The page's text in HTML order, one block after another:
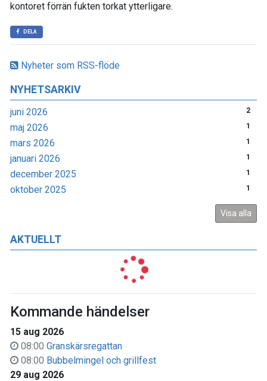
Nyheter som RSS-flöde
NYHETSARKIV
juni 2026 2
maj 2026 1
mars 2026 1
januari 2026 1
december 2025 1
oktober 2025 1
Visa alla
AKTUELLT
Kommande händelser
15 aug 2026
08:00 Granskärsregattan
08:00 Bubbelmingel och grillfest
29 aug 2026
kontoret förrän fukten torkat ytterligare.
DELA